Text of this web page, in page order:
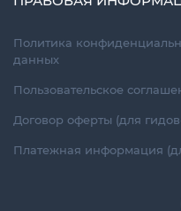
Политика
данных
Пользовательское
Договор оферты (для
Платежная информация